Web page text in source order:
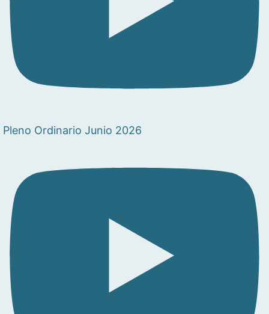
Pleno Ordinario Junio 2026